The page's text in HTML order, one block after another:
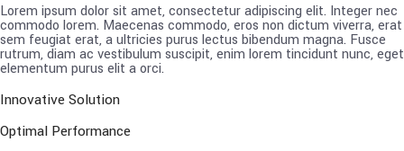
Lorem ipsum dolor sit amet, consectetur adipiscing elit. Integer nec
commodo lorem. Maecenas commodo, eros non dictum viverra, erat
sem feugiat erat, a ultricies purus lectus bibendum magna. Fusce
rutrum, diam ac vestibulum suscipit, enim lorem tincidunt nunc, eget
elementum purus elit a orci.
Innovative Solution
Optimal Performance